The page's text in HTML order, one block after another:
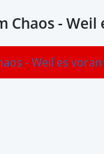
- Weil
- Weil es